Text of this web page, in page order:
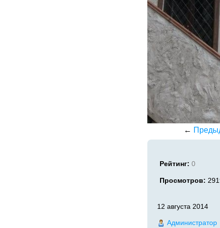
←
Рейтинг: 0
Просмотров:
12 августа 2014
Администратор